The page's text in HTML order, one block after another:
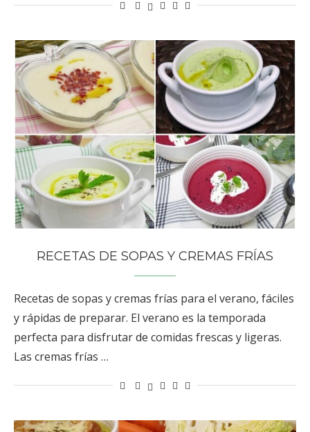
RECETAS DE SOPAS Y CREMAS FRÍAS
Recetas de sopas y cremas frías para el verano, fáciles
y rápidas de preparar. El verano es la temporada
perfecta para disfrutar de comidas frescas y ligeras.
Las cremas frías …